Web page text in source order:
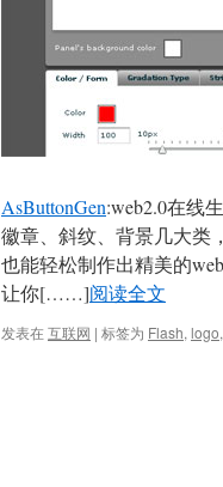
AsButtonGen:web2.0在线
徽章、斜纹、背景几大类
也能轻松制作出精美的
让你[……]阅读全文
发表在互联网 | 标签为 Flash, logo,